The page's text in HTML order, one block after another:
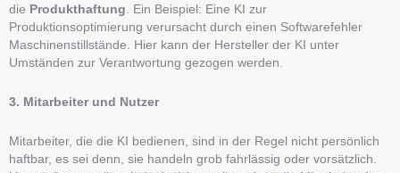
die Produkthaftung. Ein Beispiel: Eine KI zur
Produktionsoptimierung verursacht durch einen Softwarefehler
Maschinenstillstände. Hier kann der Hersteller der KI unter
Umständen zur Verantwortung gezogen werden.
3. Mitarbeiter und Nutzer
Mitarbeiter, die die KI bedienen, sind in der Regel nicht persönlich
haftbar, es sei denn, sie handeln grob fahrlässig oder vorsätzlich.